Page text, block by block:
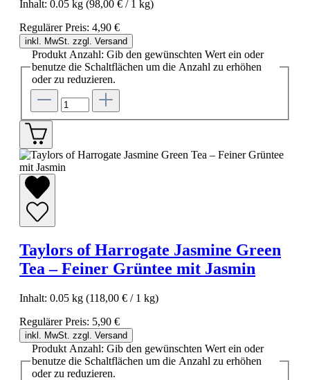
Inhalt: 0.05 kg (98,00 € / 1 kg)
Regulärer Preis: 4,90 €
inkl. MwSt. zzgl. Versand
Produkt Anzahl: Gib den gewünschten Wert ein oder
benutze die Schaltflächen um die Anzahl zu erhöhen
oder zu reduzieren.
Taylors of Harrogate Jasmine Green
Tea – Feiner Grüntee mit Jasmin
Inhalt: 0.05 kg (118,00 € / 1 kg)
Regulärer Preis: 5,90 €
inkl. MwSt. zzgl. Versand
Produkt Anzahl: Gib den gewünschten Wert ein oder
benutze die Schaltflächen um die Anzahl zu erhöhen
oder zu reduzieren.